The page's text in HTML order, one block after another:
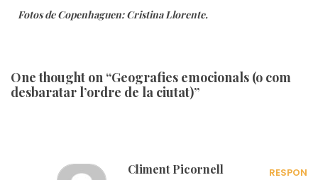
Fotos de Copenhaguen: Cristina Llorente.
One thought on “Geografies emocionals (o com
desbaratar l’ordre de la ciutat)”
Climent Picornell RESPON